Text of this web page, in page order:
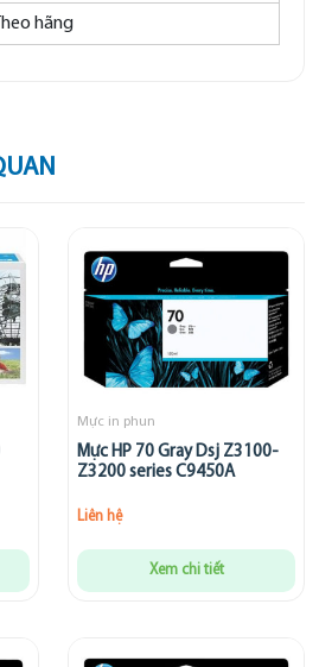
Theo hãng
Mực in phun
Mực HP 70 Gray Dsj Z3100-
Z3200 series C9450A
Liên hệ
Xem chi tiết